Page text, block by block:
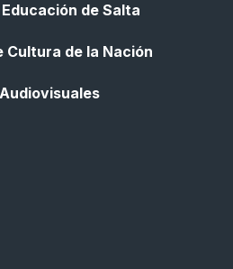
de Salta
Cultura de la Nación